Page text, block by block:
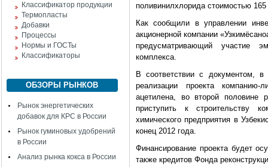
Классификатор продукции
Термопласты
Добавки
Процессы
Нормы и ГОСТы
Классификаторы
ОБЗОРЫ РЫНКОВ
Рынок энергетических
добавок для КРС в России
Рынок гуминовых удобрений
в России
Анализ рынка кокса в России
поливинилхлорида стоимостью
Как сообщили в управлении
акционерной компании
предусматривающий участие
комплекса.
В соответствии с документом,
реализации проекта
ацетилена, во второй половине
приступить к строительству
химического предприятия в
конец 2012 года.
Финансирование проекта будет
также кредитов Фонда